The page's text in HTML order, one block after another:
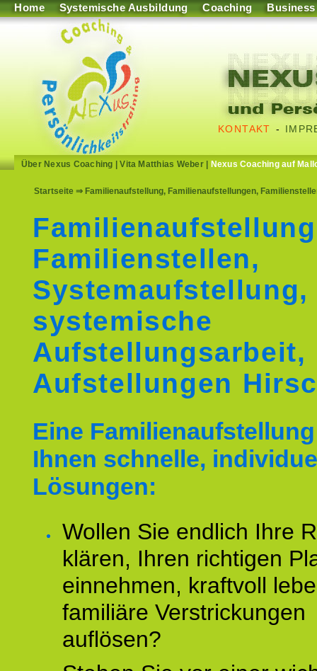
Home Systemische Ausbildung Coaching Business
KONTAKT -
Über Nexus Coaching |Vita Matthias Weber| Nexus Coaching auf
Startseite ⇒ Familienaufstellung, Familienaufstellungen,
Familienstellen,
Systemaufstellung,
systemische
Aufstellungsarbeit,
Aufstellungen
Eine
Ihnen schnelle,
Lösungen:
Wollen Sie endlich Ihre
klären, Ihren richtigen
einnehmen, kraftvoll
familiäre Verstrickungen
auflösen?